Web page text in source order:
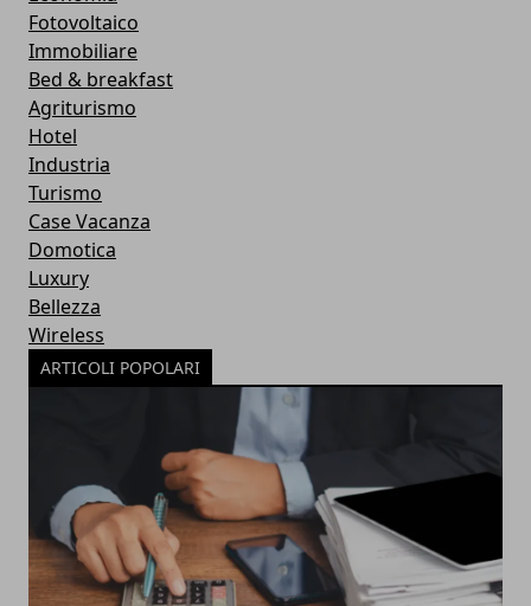
Fotovoltaico
Immobiliare
Bed & breakfast
Agriturismo
Hotel
Industria
Turismo
Case Vacanza
Domotica
Luxury
Bellezza
Wireless
ARTICOLI POPOLARI